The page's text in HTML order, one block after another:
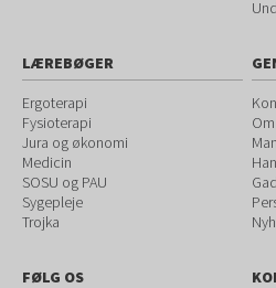
LÆREBØGER
Ergoterapi
Fysioterapi
Jura og økonomi
Medicin
SOSU og PAU
Sygepleje
Trojka
FØLG OS